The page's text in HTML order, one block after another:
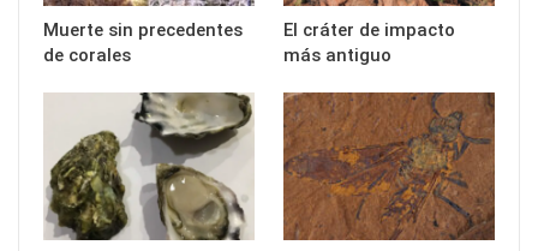
Muerte sin precedentes
de corales
El cráter de impacto
más antiguo